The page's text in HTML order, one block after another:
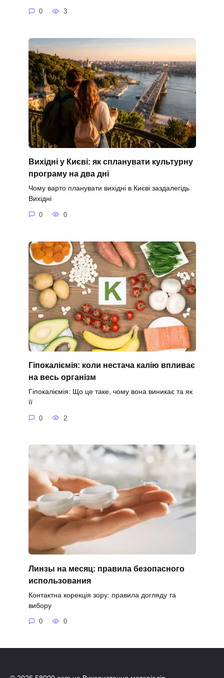
0 3
Вихідні у Києві: як спланувати культурну
програму на два дні
Чому варто планувати вихідні в Києві заздалегідь
Вихідні
0 0
Гіпокаліємія: коли нестача калію впливає
на весь організм
Гіпокаліємія: Що це таке, чому вона виникає та як
її
0 2
Линзы на месяц: правила безопасного
использования
Контактна корекція зору: правила догляду та
вибору
0 0